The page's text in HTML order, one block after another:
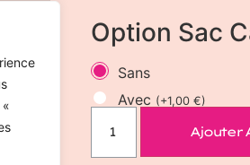
Option Sac
Sans
Avec (+1,00 €)
Ajouter